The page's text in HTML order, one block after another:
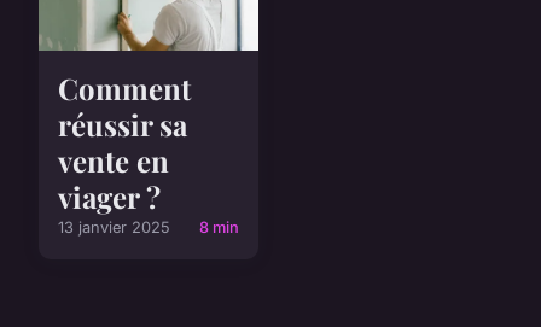
Comment
réussir sa
vente en
viager ?
13 janvier 2025 8 min